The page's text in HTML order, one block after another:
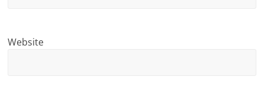
Website